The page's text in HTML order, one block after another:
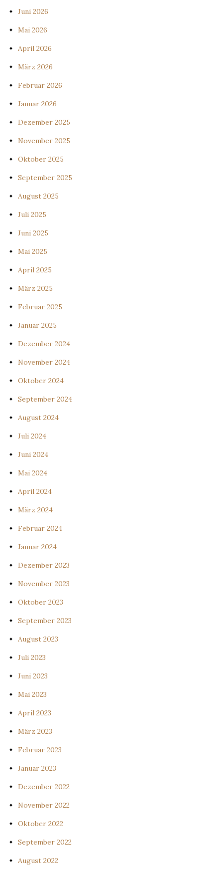
Juni 2026
Mai 2026
April 2026
März 2026
Februar 2026
Januar 2026
Dezember 2025
November 2025
Oktober 2025
September 2025
August 2025
Juli 2025
Juni 2025
Mai 2025
April 2025
März 2025
Februar 2025
Januar 2025
Dezember 2024
November 2024
Oktober 2024
September 2024
August 2024
Juli 2024
Juni 2024
Mai 2024
April 2024
März 2024
Februar 2024
Januar 2024
Dezember 2023
November 2023
Oktober 2023
September 2023
August 2023
Juli 2023
Juni 2023
Mai 2023
April 2023
März 2023
Februar 2023
Januar 2023
Dezember 2022
November 2022
Oktober 2022
September 2022
August 2022